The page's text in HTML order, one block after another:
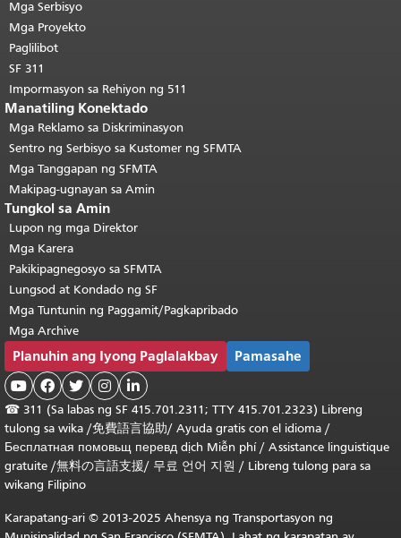
pahinang ito ay nauulit sa bawat
pahina.Bumalik sa tuktok ng
pangunahing nilalaman
Mga Serbisyo
Mga Proyekto
Paglilibot
SF 311
Impormasyon sa Rehiyon ng 511
Manatiling Konektado
Mga Reklamo sa Diskriminasyon
Sentro ng Serbisyo sa Kustomer ng SFMTA
Mga Tanggapan ng SFMTA
Makipag-ugnayan sa Amin
Tungkol sa Amin
Lupon ng mga Direktor
Mga Karera
Pakikipagnegosyo sa SFMTA
Lungsod at Kondado ng SF
Mga Tuntunin ng Paggamit/Pagkapribado
Mga Archive
Planuhin ang Iyong Paglalakbay Pamasahe
    
☎ 311 (Sa labas ng SF 415.701.2311; TTY 415.701.2323) Libreng
tulong sa wika /免費語言協助/ Ayuda gratis con el idioma /
Бесплатная помовьщ перевд dịch Miễn phí/ Assistance linguistique
gratuite /無料の言語支援/ 무료 언어 지원 / Libreng tulong para sa
wikang Filipino
Karapatang-ari © 2013-2025 Ahensya ng Transportasyon ng